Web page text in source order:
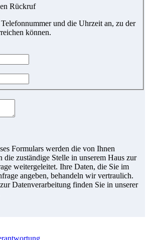
Rückruf
und die Uhrzeit an, zu der
können.
Formulars werden die von Ihnen
die zuständige Stelle in unserem Haus zur
weitergeleitet. Ihre Daten, die Sie im
angeben, behandeln wir vertraulich.
Datenverarbeitung finden Sie in unserer